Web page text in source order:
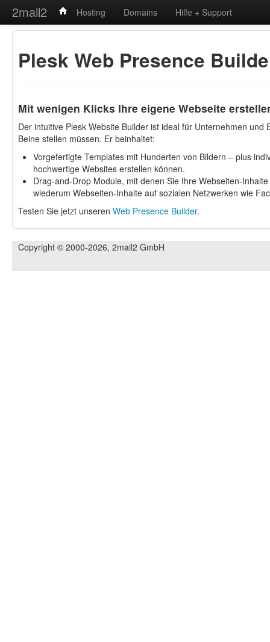
2mail2 Hosting Domains Hilfe + Support
Plesk Web Presence
Mit wenigen Klicks Ihre eigene Webseite
Der intuitive Plesk Website Builder ist ideal für Unternehmen
Beine stellen müssen. Er beinhaltet:
Vorgefertigte Templates mit Hunderten von Bildern – plus
hochwertige Websites erstellen können.
Drag-and-Drop Module, mit denen Sie Ihre Webseiten-
wiederum Webseiten-Inhalte auf sozialen Netzwerken wie
Testen Sie jetzt unseren Web Presence Builder.
Copyright © 2000-2026, 2mail2 GmbH